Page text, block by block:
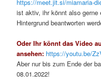
https://meet.jit.si/miamaria-
ist aktiv, ihr könnt also gerne
Hintergrund beantworten
Oder Ihr könnt das Video
ansehen: https://youtu.be/
Aber nur bis zum Ende der
08.01.2022!